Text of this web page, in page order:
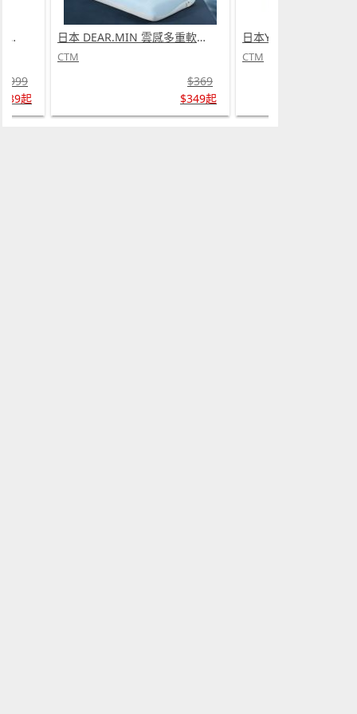
日本Yohome 迷你專業級現磨鮮萃奶泡3合1半自動家庭意式咖啡機 (需訂貨)
$999
起
日本 DEAR.MIN 雲感多重軟芯柔托緩壓Peace柔眠枕 (需訂貨)
CTM
$369
$349起
CTM